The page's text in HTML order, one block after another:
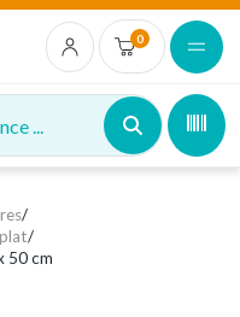
0
...
/
/
50 cm